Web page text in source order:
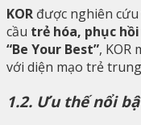
KOR được nghiên
cầu trẻ hóa, phục
“Be Your Best”, KOR
với diện mạo trẻ
1.2. Ưu thế nổi